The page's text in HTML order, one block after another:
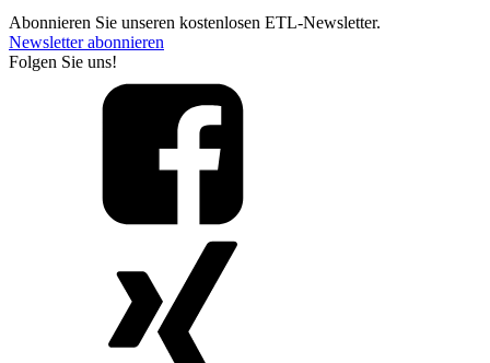
Abonnieren Sie unseren kostenlosen ETL-Newsletter.
Newsletter abonnieren
Folgen Sie uns!